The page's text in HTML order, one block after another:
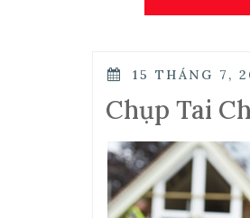
POSTED
15 THÁNG 7,
Chụp Tai